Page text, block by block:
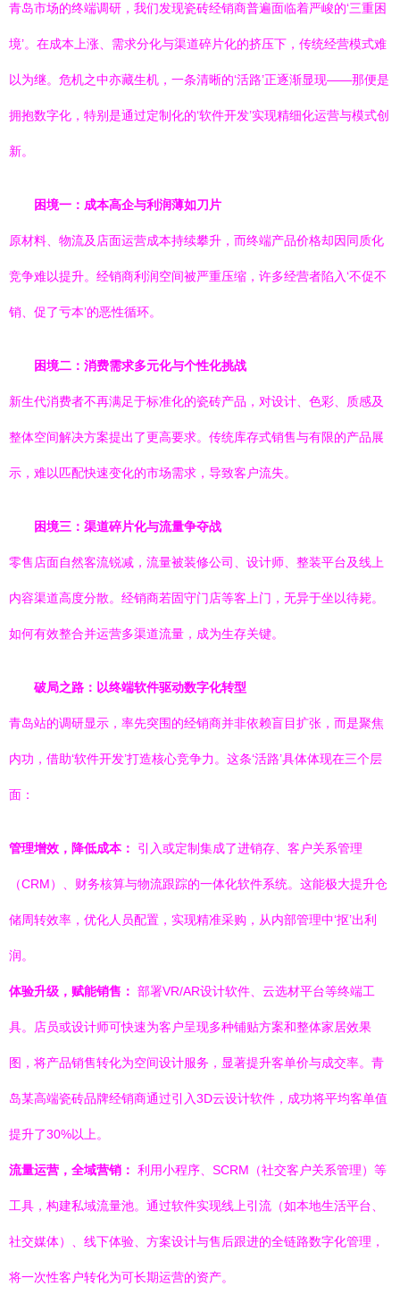
青岛市场的终端调研，我们发现瓷砖经销商普遍面临着严峻的‘三重困
境’。在成本上涨、需求分化与渠道碎片化的挤压下，传统经营模式难
以为继。危机之中亦藏生机，一条清晰的‘活路’正逐渐显现——那便是
拥抱数字化，特别是通过定制化的‘软件开发’实现精细化运营与模式创
新。
困境一：成本高企与利润薄如刀片
原材料、物流及店面运营成本持续攀升，而终端产品价格却因同质化
竞争难以提升。经销商利润空间被严重压缩，许多经营者陷入‘不促不
销、促了亏本’的恶性循环。
困境二：消费需求多元化与个性化挑战
新生代消费者不再满足于标准化的瓷砖产品，对设计、色彩、质感及
整体空间解决方案提出了更高要求。传统库存式销售与有限的产品展
示，难以匹配快速变化的市场需求，导致客户流失。
困境三：渠道碎片化与流量争夺战
零售店面自然客流锐减，流量被装修公司、设计师、整装平台及线上
内容渠道高度分散。经销商若固守门店等客上门，无异于坐以待毙。
如何有效整合并运营多渠道流量，成为生存关键。
破局之路：以终端软件驱动数字化转型
青岛站的调研显示，率先突围的经销商并非依赖盲目扩张，而是聚焦
内功，借助‘软件开发’打造核心竞争力。这条‘活路’具体体现在三个层
面：
管理增效，降低成本： 引入或定制集成了进销存、客户关系管理
（CRM）、财务核算与物流跟踪的一体化软件系统。这能极大提升仓
储周转效率，优化人员配置，实现精准采购，从内部管理中‘抠’出利
润。
体验升级，赋能销售： 部署VR/AR设计软件、云选材平台等终端工
具。店员或设计师可快速为客户呈现多种铺贴方案和整体家居效果
图，将产品销售转化为空间设计服务，显著提升客单价与成交率。青
岛某高端瓷砖品牌经销商通过引入3D云设计软件，成功将平均客单值
提升了30%以上。
流量运营，全域营销： 利用小程序、SCRM（社交客户关系管理）等
工具，构建私域流量池。通过软件实现线上引流（如本地生活平台、
社交媒体）、线下体验、方案设计与售后跟进的全链路数字化管理，
将一次性客户转化为可长期运营的资产。